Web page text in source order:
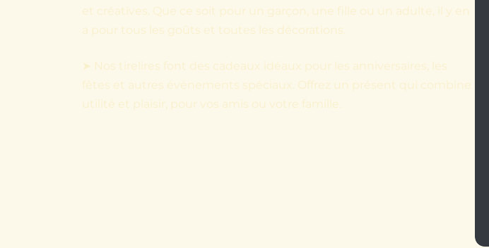
et créatives. Que ce soit pour un garçon, une fille ou un adulte, il y en
a pour tous les goûts et toutes les décorations.
➤ Nos tirelires font des cadeaux idéaux pour les anniversaires, les
fêtes et autres événements spéciaux. Offrez un présent qui combine
utilité et plaisir, pour vos amis ou votre famille.